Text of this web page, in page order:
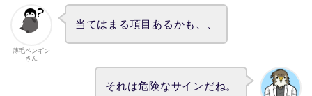
薄毛ペンギン
さん
当てはまる項目あるかも、、
それは危険なサインだね。